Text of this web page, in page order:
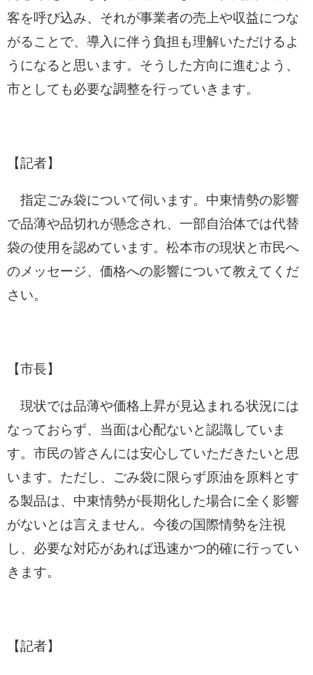
客を呼び込み、それが事業者の売上や収益につな
がることで、導入に伴う負担も理解いただけるよ
うになると思います。そうした方向に進むよう、
市としても必要な調整を行っていきます。
【記者】
指定ごみ袋について伺います。中東情勢の影響
で品薄や品切れが懸念され、一部自治体では代替
袋の使用を認めています。松本市の現状と市民へ
のメッセージ、価格への影響について教えてくだ
さい。
【市長】
現状では品薄や価格上昇が見込まれる状況には
なっておらず、当面は心配ないと認識していま
す。市民の皆さんには安心していただきたいと思
います。ただし、ごみ袋に限らず原油を原料とす
る製品は、中東情勢が長期化した場合に全く影響
がないとは言えません。今後の国際情勢を注視
し、必要な対応があれば迅速かつ的確に行ってい
きます。
【記者】